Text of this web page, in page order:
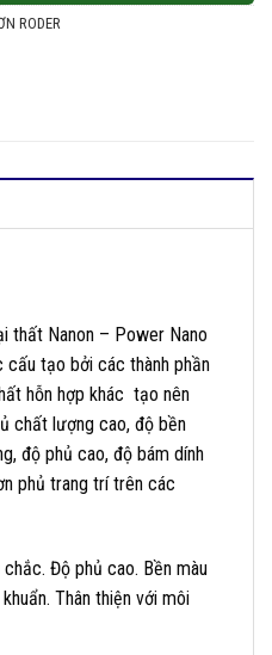
RODER
thất Nanon – Power Nano
tạo bởi các thành phần
hỗn hợp khác tạo nên
chất lượng cao, độ bền
độ phủ cao, độ bám dính
phủ trang trí trên các
Độ phủ cao. Bền màu
Thân thiện với môi